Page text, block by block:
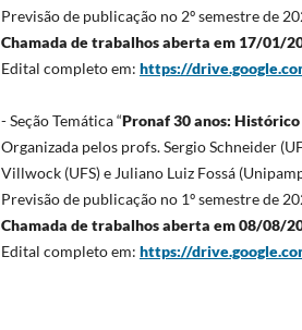
Previsão de publicação no 2º semestre de
Chamada de trabalhos aberta em 17/01/
Edital completo em: https://
- Seção Temática “Pronaf 30 anos:
Organizada pelos profs. Sergio Schneider
Villwock (UFS) e Juliano Luiz Fossá
Previsão de publicação no 1º semestre de
Chamada de trabalhos aberta em 08/08/
Edital completo em: https://